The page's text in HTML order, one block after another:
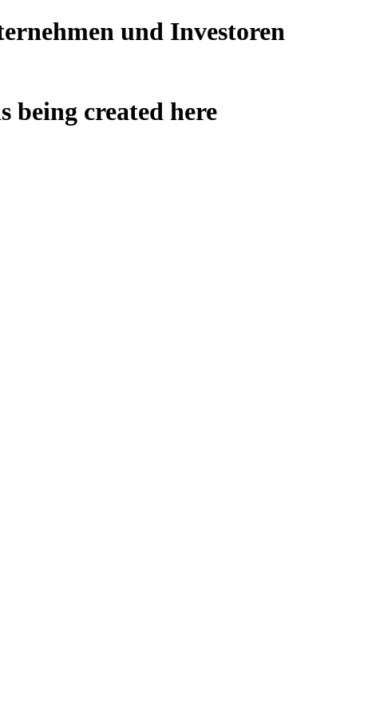
und Investoren
being created here